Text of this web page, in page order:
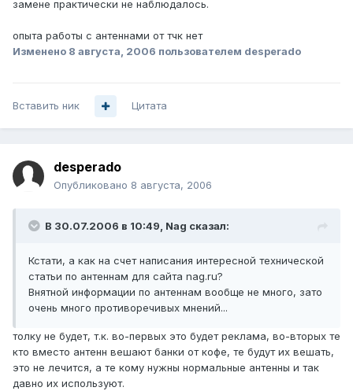
замене практически не наблюдалось.
опыта работы с антеннами от тчк нет
Изменено 8 августа, 2006 пользователем desperado
Вставить ник Цитата
desperado
Опубликовано 8 августа, 2006
В 30.07.2006 в 10:49, Nag сказал:
Кстати, а как на счет написания интересной технической
статьи по антеннам для сайта nag.ru?
Внятной информации по антеннам вообще не много, зато
очень много противоречивых мнений...
толку не будет, т.к. во-первых это будет реклама, во-вторых те
кто вместо антенн вешают банки от кофе, те будут их вешать,
это не лечится, а те кому нужны нормальные антенны и так
давно их используют.